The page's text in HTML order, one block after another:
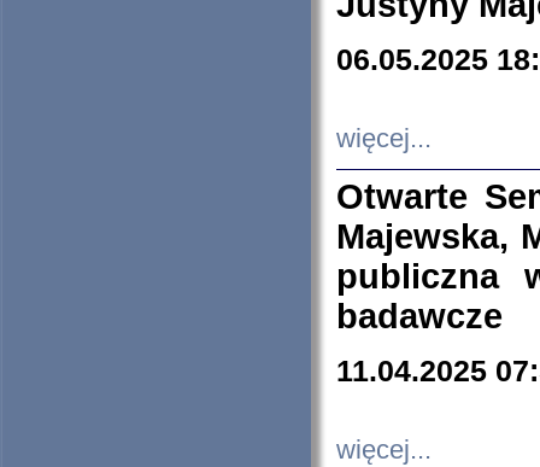
06.05.2025
więcej...
Otwarte
Majewska,
publiczna
badawcze
11.04.2025
więcej...